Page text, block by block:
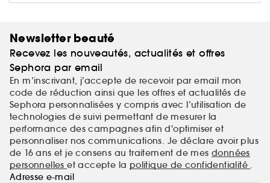
Newsletter beauté
Recevez les nouveautés, actualités et offres
Sephora par email
En m’inscrivant, j’accepte de recevoir par email mon
code de réduction ainsi que les offres et actualités de
Sephora personnalisées y compris avec l’utilisation de
technologies de suivi permettant de mesurer la
performance des campagnes afin d'optimiser et
personnaliser nos communications. Je déclare avoir plus
de 16 ans et je consens au traitement de mes données
personnelleset accepte la politique de confidentialité .
Adresse e-mail